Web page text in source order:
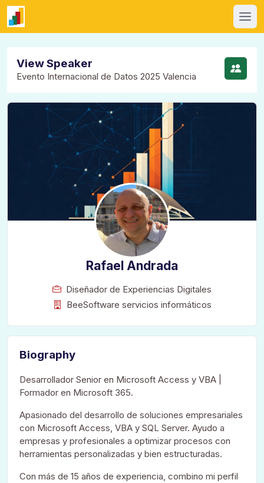
View Speaker
Evento Internacional de Datos 2025 Valencia
Rafael Andrada
Diseñador de Experiencias Digitales
BeeSoftware servicios informáticos
Biography
Desarrollador Senior en Microsoft Access y VBA |
Formador en Microsoft 365.
Apasionado del desarrollo de soluciones empresariales
con Microsoft Access, VBA y SQL Server. Ayudo a
empresas y profesionales a optimizar procesos con
herramientas personalizadas y bien estructuradas.
Con más de 15 años de experiencia, combino mi perfil